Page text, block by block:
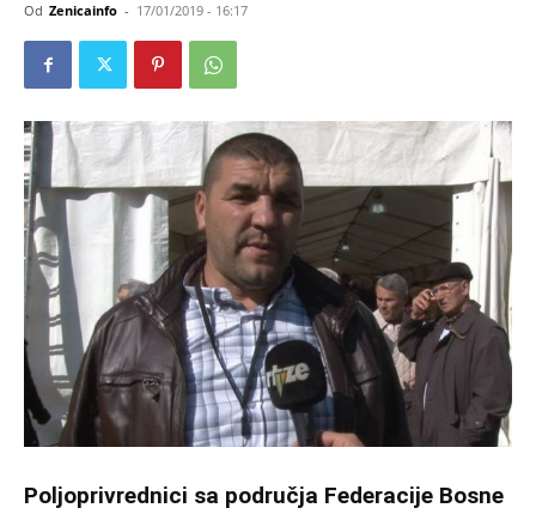
Od Zenicainfo - 17/01/2019 - 16:17
Poljoprivrednici sa područja Federacije Bosne